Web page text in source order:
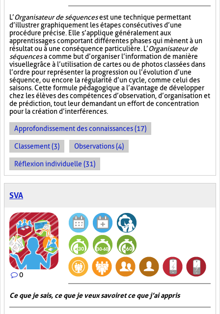
L’Organisateur de séquencesest une technique permettant
d’illustrer graphiquement les étapes consécutives d’une
procédure précise. Elle s’applique généralement aux
apprentissages comportant différentes phases qui mènent à un
résultat ou à une conséquence particulière. L’Organisateur de
séquencesa comme but d’organiser l’information de manière
visuellegrâce à l’utilisation de cartes ou de photos classées dans
l’ordre pour représenter la progression ou l’évolution d’une
séquence, ou encore la régularité d’un cycle, comme celui des
saisons. Cette formule pédagogique a l’avantage de développer
chez les élèves des compétences d’observation, d’organisation et
de prédiction, tout leur demandant un effort de concentration
pour la création d’interférences.
Approfondissement des connaissances (17)
Classement (3) Observations (4)
Réflexion individuelle (31)
SVA
0
Ce que je sais, ce que je veux savoir et ce que j’ai appris